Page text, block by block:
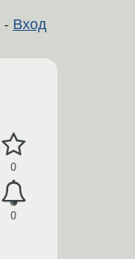
- Вход
0
0